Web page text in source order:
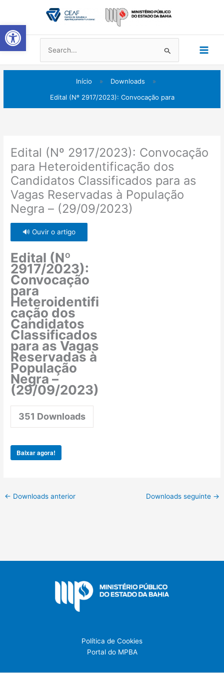
o
conteúdo
Pesquisar
por:
Início » Downloads
»
Edital (Nº 2917/2023): Convocação para
Edital (Nº 2917/2023): Convocação
para Heteroidentificação dos
Candidatos Classificados para as
Vagas Reservadas à População
Negra – (29/09/2023)
🔊 Ouvir o artigo
Edital (Nº
2917/2023):
Convocação
para
Heteroidentifi
cação dos
Candidatos
Classificados
para as Vagas
Reservadas à
População
Negra –
(29/09/2023)
351 Downloads
Baixar agora!
← Downloads anterior Downloads seguinte →
Política de Cookies
Portal do MPBA
Abrir a barra de ferramentas